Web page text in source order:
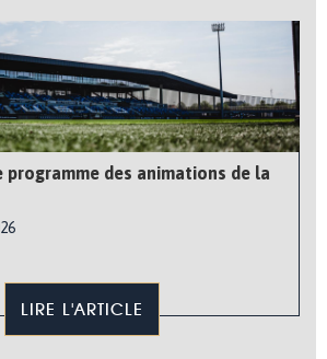
programme des animations de la
LIRE L'ARTICLE